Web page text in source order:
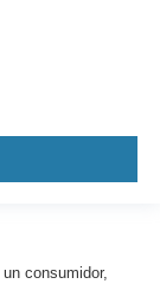
consumidor,